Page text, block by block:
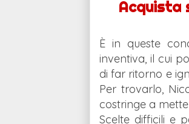
Acquista
È in queste
inventiva, il cui
di far ritorno e
Per trovarlo,
costringe a
Scelte difficili e